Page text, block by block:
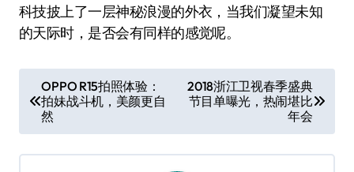
科技披上了一层神秘浪漫的外衣，当我们凝望未知
的天际时，是否会有同样的感觉呢。
章
导
航
OPPO R15拍照体验：
拍妹战斗机，美颜更自
然
2018浙江卫视春季盛典
节目单曝光，热闹堪比
年会